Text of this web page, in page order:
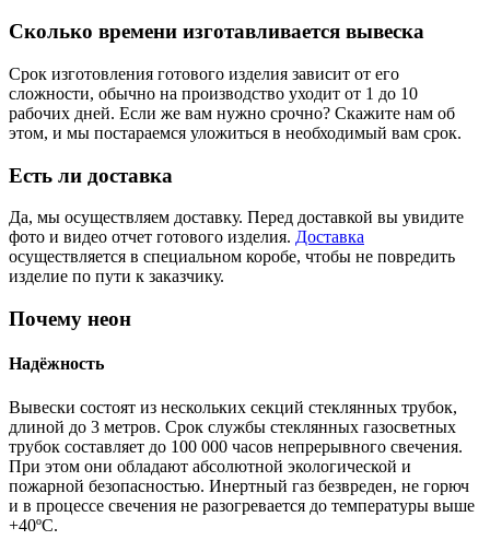
Сколько времени изготавливается вывеска
Срок изготовления готового изделия зависит от его
сложности, обычно на производство уходит от 1 до 10
рабочих дней. Если же вам нужно срочно? Скажите нам об
этом, и мы постараемся уложиться в необходимый вам срок.
Есть ли доставка
Да, мы осуществляем доставку. Перед доставкой вы увидите
фото и видео отчет готового изделия. Доставка
осуществляется в специальном коробе, чтобы не повредить
изделие по пути к заказчику.
Почему неон
Надёжность
Вывески состоят из нескольких секций стеклянных трубок,
длиной до 3 метров. Срок службы стеклянных газосветных
трубок составляет до 100 000 часов непрерывного свечения.
При этом они обладают абсолютной экологической и
пожарной безопасностью. Инертный газ безвреден, не горюч
и в процессе свечения не разогревается до температуры выше
+40ºС.